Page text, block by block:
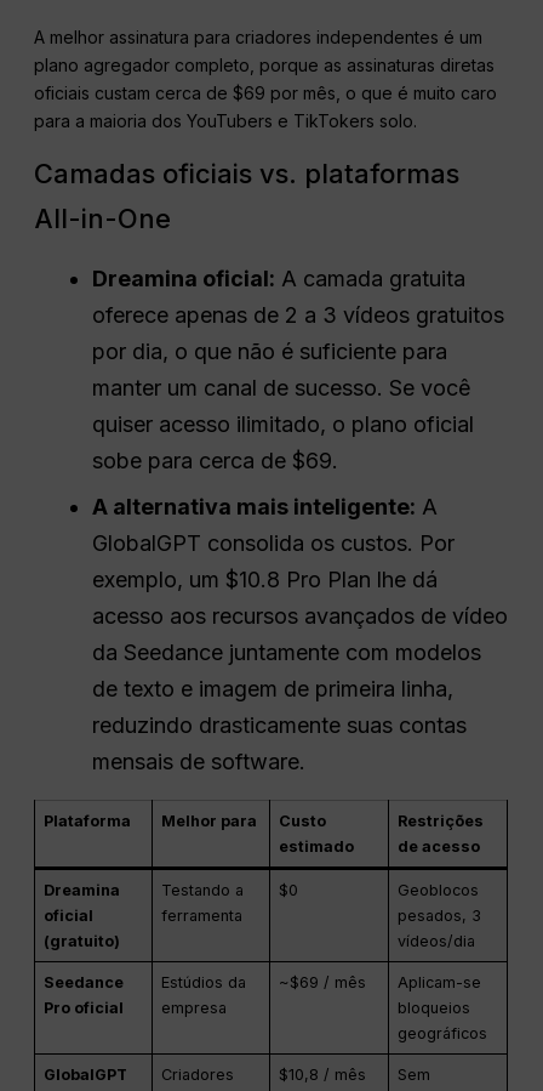
A melhor assinatura para criadores independentes é um
plano agregador completo, porque as assinaturas diretas
oficiais custam cerca de $69 por mês, o que é muito caro
para a maioria dos YouTubers e TikTokers solo.
Camadas oficiais vs. plataformas
All-in-One
Dreamina oficial: A camada gratuita
oferece apenas de 2 a 3 vídeos gratuitos
por dia, o que não é suficiente para
manter um canal de sucesso. Se você
quiser acesso ilimitado, o plano oficial
sobe para cerca de $69.
A alternativa mais inteligente: A
GlobalGPT consolida os custos. Por
exemplo, um $10.8 Pro Plan lhe dá
acesso aos recursos avançados de vídeo
da Seedance juntamente com modelos
de texto e imagem de primeira linha,
reduzindo drasticamente suas contas
mensais de software.
Plataforma Melhor para
Custo
estimado
Restrições
de acesso
Dreamina
oficial
(gratuito)
Testando a
ferramenta
$0
Geoblocos
pesados, 3
vídeos/dia
Seedance
Pro oficial
Estúdios da
empresa
~$69 / mês
Aplicam-se
bloqueios
geográficos
GlobalGPT
Criadores
$10,8 / mês
Sem